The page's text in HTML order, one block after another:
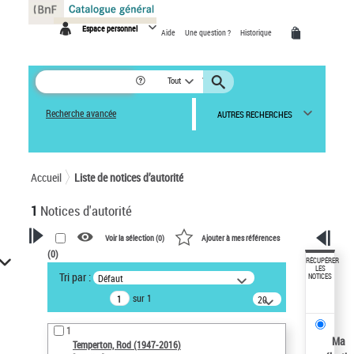
Espace personnel Aide Une question ? Historique
Tout
Recherche avancée AUTRES RECHERCHES
Accueil Liste de notices d’autorité
1 Notices d'autorité
VOTRE RECHERCHE
Recherche avancée dans les
notices d’autorité
Œuvres liées à l'auteur :
Temperton, Rod (1947-2016)
Voir la sélection (0) Ajouter à mes références
(0)
Tri par : Défaut
sur 1
20
résultats/page
1
Temperton, Rod (1947-2016)
RÉCUPÉRER
LES
NOTICES
Ma
Panneau de gestion des cookies